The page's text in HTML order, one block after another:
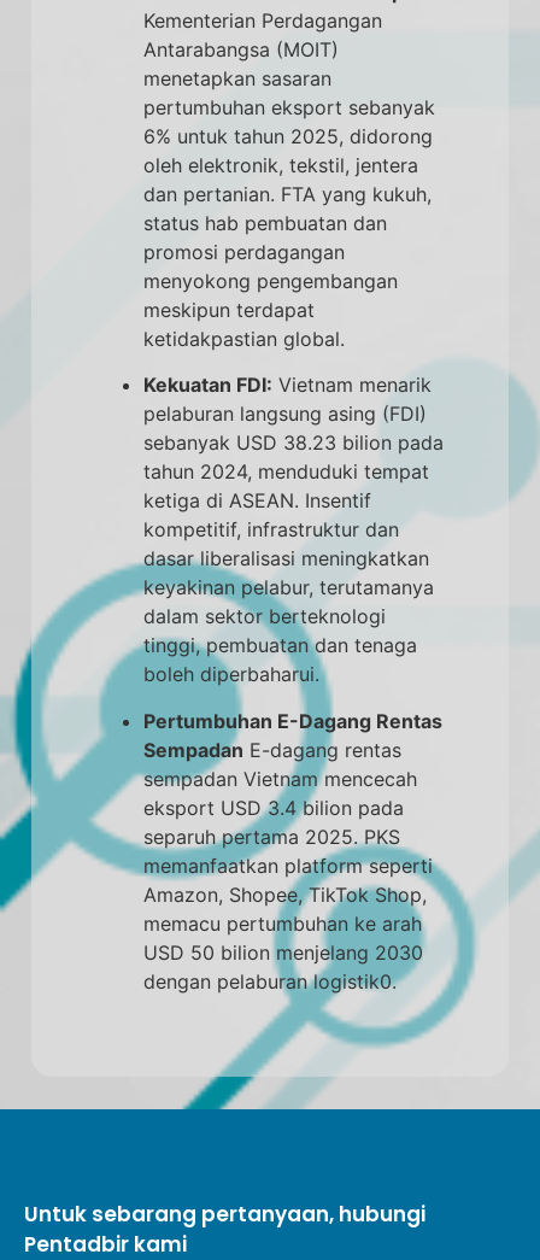
Kementerian Perdagangan
Antarabangsa (MOIT)
menetapkan sasaran
pertumbuhan eksport sebanyak
6% untuk tahun 2025, didorong
oleh elektronik, tekstil, jentera
dan pertanian. FTA yang kukuh,
status hab pembuatan dan
promosi perdagangan
menyokong pengembangan
meskipun terdapat
ketidakpastian global.
Kekuatan FDI: Vietnam menarik
pelaburan langsung asing (FDI)
sebanyak USD 38.23 bilion pada
tahun 2024, menduduki tempat
ketiga di ASEAN. Insentif
kompetitif, infrastruktur dan
dasar liberalisasi meningkatkan
keyakinan pelabur, terutamanya
dalam sektor berteknologi
tinggi, pembuatan dan tenaga
boleh diperbaharui.
Pertumbuhan E-Dagang Rentas
Sempadan E-dagang rentas
sempadan Vietnam mencecah
eksport USD 3.4 bilion pada
separuh pertama 2025. PKS
memanfaatkan platform seperti
Amazon, Shopee, TikTok Shop,
memacu pertumbuhan ke arah
USD 50 bilion menjelang 2030
dengan pelaburan logistik0.
Untuk sebarang pertanyaan, hubungi
Pentadbir kami